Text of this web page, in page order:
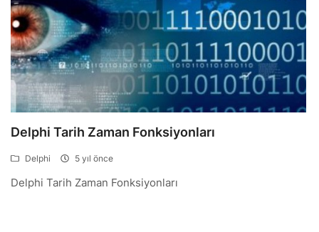
Delphi Tarih Zaman Fonksiyonları
Delphi 5 yıl önce
Delphi Tarih Zaman Fonksiyonları